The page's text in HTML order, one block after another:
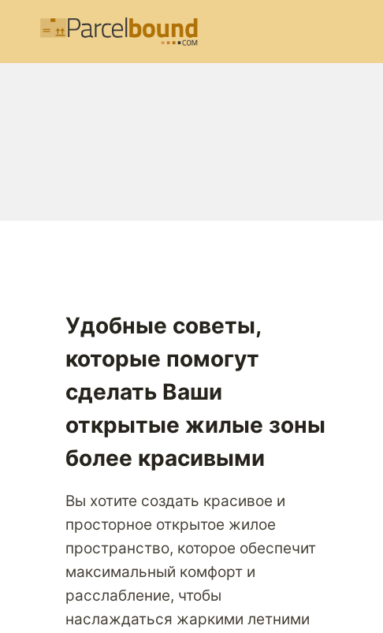
Удобные советы,
которые помогут
сделать Ваши
открытые жилые зоны
более красивыми
Вы хотите создать красивое и
просторное открытое жилое
пространство, которое обеспечит
максимальный комфорт и
расслабление, чтобы
наслаждаться жаркими летними